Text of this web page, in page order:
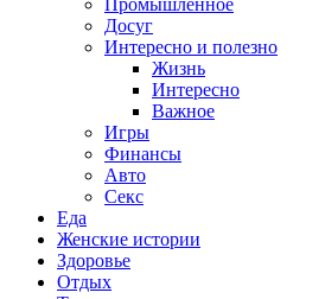
Промышленное
Досуг
Интересно и полезно
Жизнь
Интересно
Важное
Игры
Финансы
Авто
Секс
Еда
Женские истории
Здоровье
Отдых